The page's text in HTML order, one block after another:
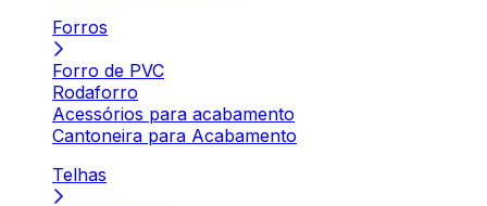
Forros
Forro de PVC
Rodaforro
Acessórios para acabamento
Cantoneira para Acabamento
Telhas